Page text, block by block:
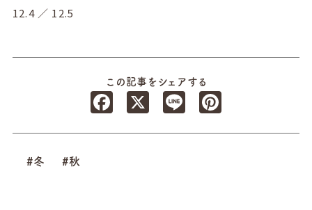
12.4 ／ 12.5
この記事をシェアする
Facebook
Line
#冬 #秋